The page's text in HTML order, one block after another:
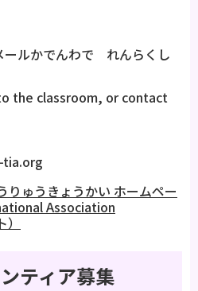
ールかでんわで れんらくし
the classroom, or contact
tia.org
りゅうきょうかい ホームペー
Association
ティア募集